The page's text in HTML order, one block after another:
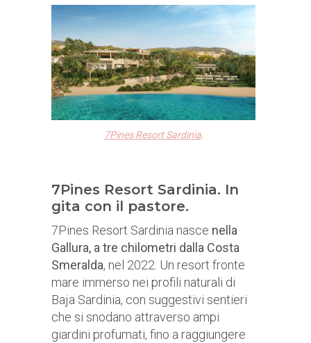
7Pines Resort Sardinia.
7Pines Resort Sardinia. In
gita con il pastore.
7Pines Resort Sardinia nasce nella
Gallura, a tre chilometri dalla Costa
Smeralda, nel 2022. Un resort fronte
mare immerso nei profili naturali di
Baja Sardinia, con suggestivi sentieri
che si snodano attraverso ampi
giardini profumati, fino a raggiungere